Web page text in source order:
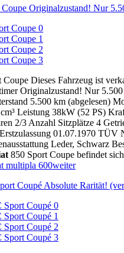
Originalzustand! Nur
Coupe Dieses Fahrzeug ist
Originalzustand! Nur
5.500 km (abgelesen)
Leistung 38kW (52 PS)
2/3 Anzahl Sitzplätze 4
01.07.1970 TÜV
Leder, Schwarz
850 Sport Coupe befindet
multipla 600weiter
Coupé Absolute Rarität!